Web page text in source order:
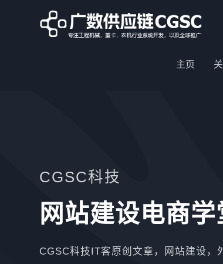
主页
CGSC科技
网站建设电商学
CGSC科技IT客原创文章，网站建设，